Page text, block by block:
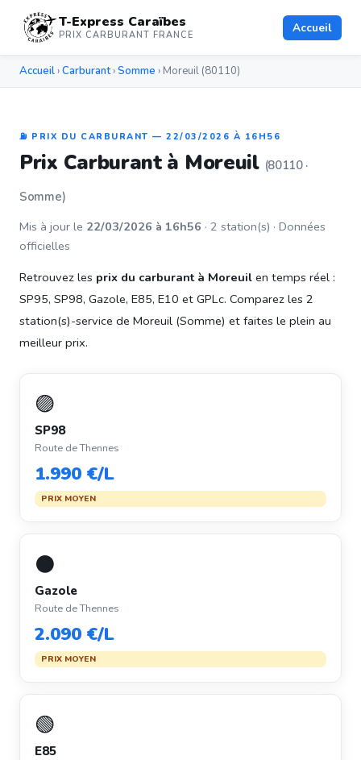
T-Express Caraïbes
PRIX CARBURANT FRANCE Accueil
Accueil ›Carburant›Somme › Moreuil (80110)
⛽ PRIX DU CARBURANT — 22/03/2026 À 16H56
Prix Carburant à Moreuil (80110 ·
Somme)
Mis à jour le 22/03/2026 à 16h56 · 2 station(s) · Données
officielles
Retrouvez les prix du carburant à Moreuil en temps réel :
SP95, SP98, Gazole, E85, E10 et GPLc. Comparez les 2
station(s)-service de Moreuil (Somme) et faites le plein au
meilleur prix.
🟣
SP98
Route de Thennes
1.990 €/L
PRIX MOYEN
⚫
Gazole
Route de Thennes
2.090 €/L
PRIX MOYEN
🟢
E85